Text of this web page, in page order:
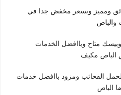
ومميز وبسعر مخفض جدا في
والباص
متاح وباافضل الخدمات
الباص مكيف
القحائب ومزود باافضل خدمات